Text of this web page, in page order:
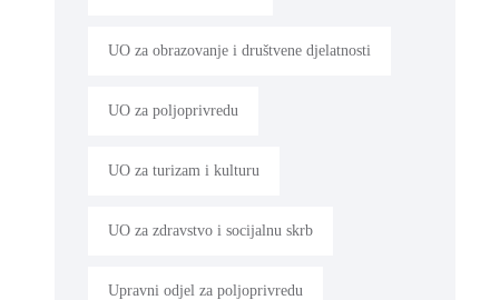
UO za obrazovanje i društvene djelatnosti
UO za poljoprivredu
UO za turizam i kulturu
UO za zdravstvo i socijalnu skrb
Upravni odjel za poljoprivredu